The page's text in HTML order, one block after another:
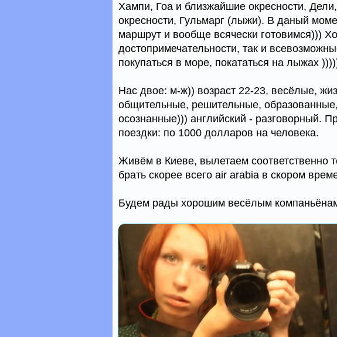
Хампи, Гоа и близжайшие окресности,
окресности, Гульмарг (лыжи). В даный
маршрут и вообще всячески готовимся)))
достопримечательности, так и
покупаться в море, покататься на лыжах
Нас двое: м-ж)) возраст 22-23, весёлые,
общительные, решительные,
осознанные))) английский - разговорный.
поездки: по 1000 долларов на человека.
Живём в Киеве, вылетаем соответственно
брать скорее всего air arabia в скором
Будем рады хорошим весёлым